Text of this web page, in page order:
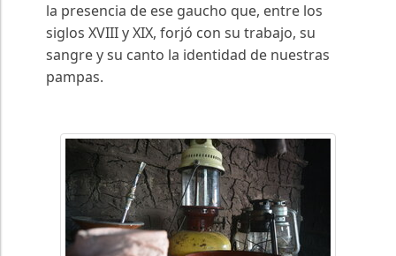
la presencia de ese gaucho que, entre los
siglos XVIII y XIX, forjó con su trabajo, su
sangre y su canto la identidad de nuestras
pampas.